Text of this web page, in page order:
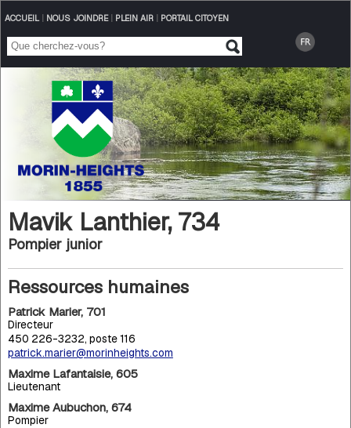
ACCUEIL| NOUS JOINDRE| PLEIN AIR| PORTAIL CITOYEN
Mavik Lanthier, 734
Pompier junior
Ressources humaines
Patrick Marier, 701
Directeur
450 226-3232, poste 116
patrick.marier@morinheights.com
Maxime Lafantaisie, 605
Lieutenant
Maxime Aubuchon, 674
Pompier